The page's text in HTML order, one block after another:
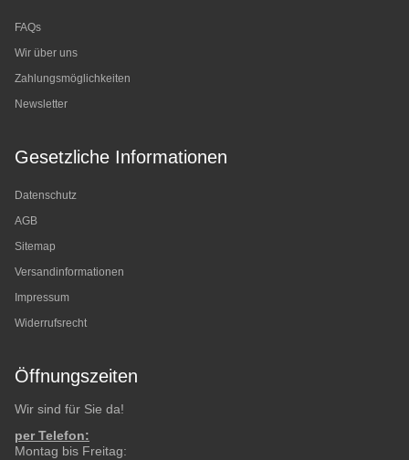
FAQs
Wir über uns
Zahlungsmöglichkeiten
Newsletter
Gesetzliche Informationen
Datenschutz
AGB
Sitemap
Versandinformationen
Impressum
Widerrufsrecht
Öffnungszeiten
Wir sind für Sie da!
per Telefon:
Montag bis Freitag: